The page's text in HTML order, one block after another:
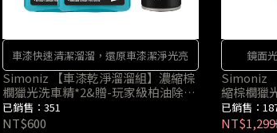
車漆快速清潔溜溜，還原車漆潔淨光亮
Simoniz 【車漆乾淨溜溜組】濃縮棕
櫚獵光洗車精*2&贈-玩家級柏油除蠟
劑*1
已銷售：351
NT$600
鏡面
Simoniz
縮棕櫚獵
痕修復乳
已銷售：
NT$1,299